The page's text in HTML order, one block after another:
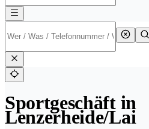
Sportgeschäft in
Lenzerheide/Lai